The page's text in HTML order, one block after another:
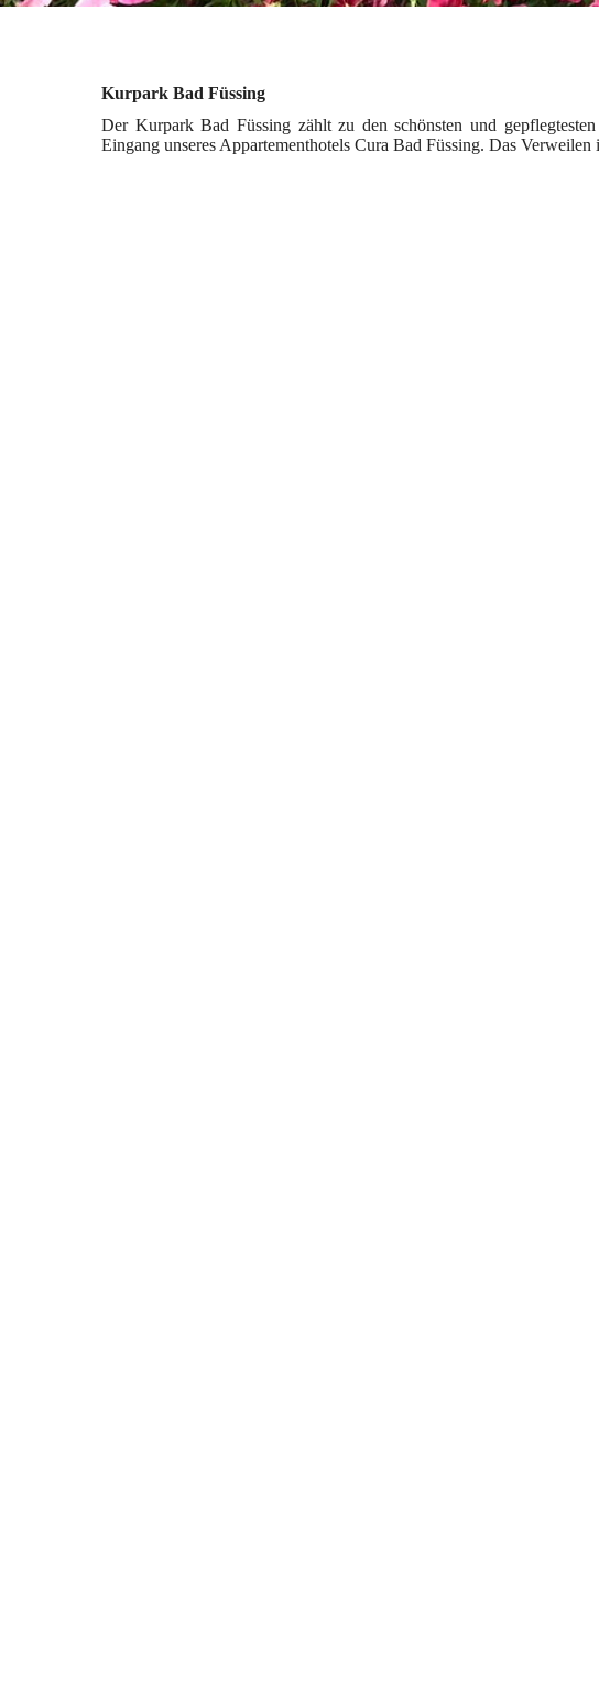
Kurpark Bad Füssing
Der Kurpark Bad Füssing zählt zu den schönsten und
Eingang unseres Appartementhotels Cura Bad Füssing. Das